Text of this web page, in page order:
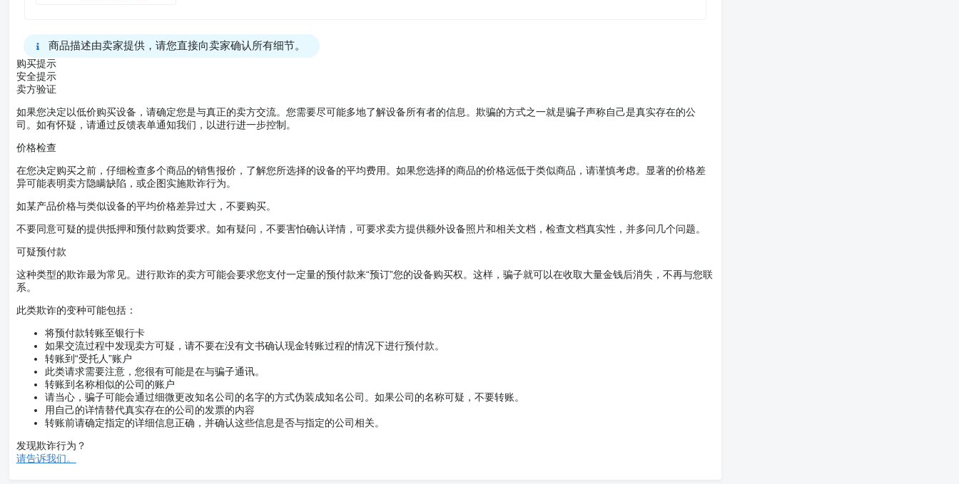
商品描述由卖家提供，请您直接向卖家确认所有细节。
购买提示
安全提示
卖方验证
如果您决定以低价购买设备，请确定您是与真正的卖方交流。您需要尽可能多地了解设备所有者的信息。欺骗的方式之一就是骗子声称自己是真实存在的公
司。如有怀疑，请通过反馈表单通知我们，以进行进一步控制。
价格检查
在您决定购买之前，仔细检查多个商品的销售报价，了解您所选择的设备的平均费用。如果您选择的商品的价格远低于类似商品，请谨慎考虑。显著的价格差
异可能表明卖方隐瞒缺陷，或企图实施欺诈行为。
如某产品价格与类似设备的平均价格差异过大，不要购买。
不要同意可疑的提供抵押和预付款购货要求。如有疑问，不要害怕确认详情，可要求卖方提供额外设备照片和相关文档，检查文档真实性，并多问几个问题。
可疑预付款
这种类型的欺诈最为常见。进行欺诈的卖方可能会要求您支付一定量的预付款来“预订”您的设备购买权。这样，骗子就可以在收取大量金钱后消失，不再与您联
系。
此类欺诈的变种可能包括：
将预付款转账至银行卡
如果交流过程中发现卖方可疑，请不要在没有文书确认现金转账过程的情况下进行预付款。
转账到“受托人”账户
此类请求需要注意，您很有可能是在与骗子通讯。
转账到名称相似的公司的账户
请当心，骗子可能会通过细微更改知名公司的名字的方式伪装成知名公司。如果公司的名称可疑，不要转账。
用自己的详情替代真实存在的公司的发票的内容
转账前请确定指定的详细信息正确，并确认这些信息是否与指定的公司相关。
发现欺诈行为？
请告诉我们。